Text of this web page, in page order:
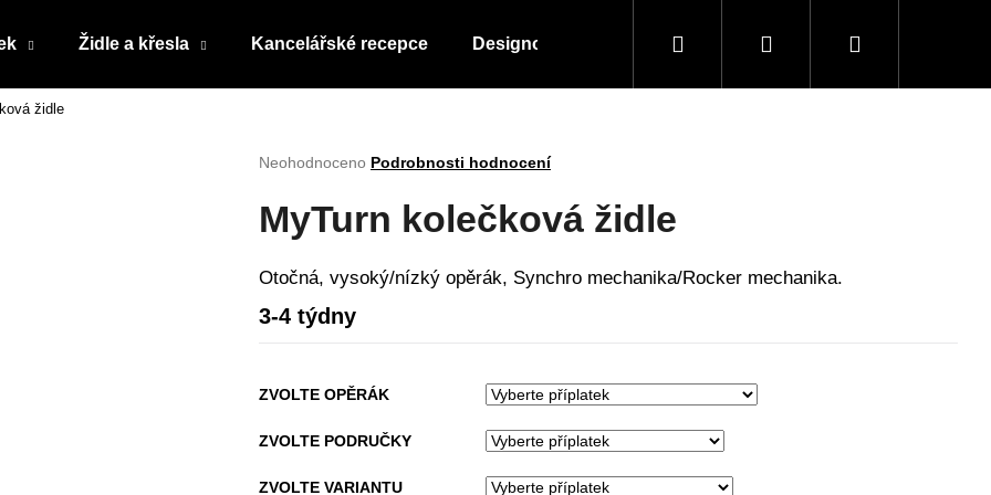
Židle a křesla Kancelářské recepce Designové kousky Doplňky a vybavení
Hledat PřihlášeníNákupní
židle
Průměrné
produktu
je
5
hvězdiček.
Neohodnoceno Podrobnosti hodnocení
MyTurn kolečková židle
Otočná, vysoký/nízký opěrák, Synchro mechanika/Rocker mechanika.
3-4 týdny
ZVOLTE OPĚRÁK
ZVOLTE PODRUČKY
ZVOLTE VARIANTU
Co potřebujete najít?
HLEDAT